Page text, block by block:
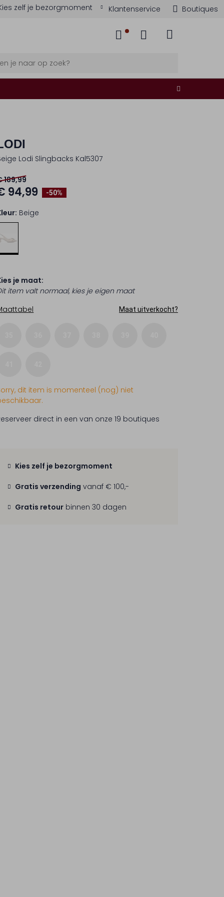
zelf je bezorgmoment Klantenservice Boutiques
Lodi Slingbacks Kal5307
-50%
189,99
94,99
Beige
je maat:
item valt normaal, kies je eigen maat
Maat uitverkocht?
dit item is momenteel (nog) niet
direct in een van onze 19 boutiques
Kies zelf je bezorgmoment
Gratis verzending vanaf € 100,-
Gratis retour binnen 30 dagen